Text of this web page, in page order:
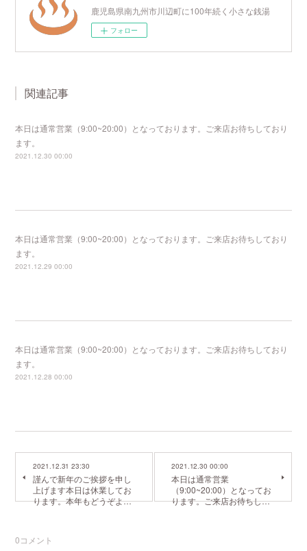
鹿児島県南九州市川辺町に100年続く小さな銭湯
フォロー
関連記事
本日は通常営業（9:00~20:00）となっております。ご来店お待ちしており
ます。
2021.12.30 00:00
本日は通常営業（9:00~20:00）となっております。ご来店お待ちしており
ます。
2021.12.29 00:00
本日は通常営業（9:00~20:00）となっております。ご来店お待ちしており
ます。
2021.12.28 00:00
2021.12.31 23:30
謹んで新年のご挨拶を申し
上げます本日は休業してお
ります。本年もどうぞよ…
2021.12.30 00:00
本日は通常営業
（9:00~20:00）となってお
ります。ご来店お待ちし…
0コメント